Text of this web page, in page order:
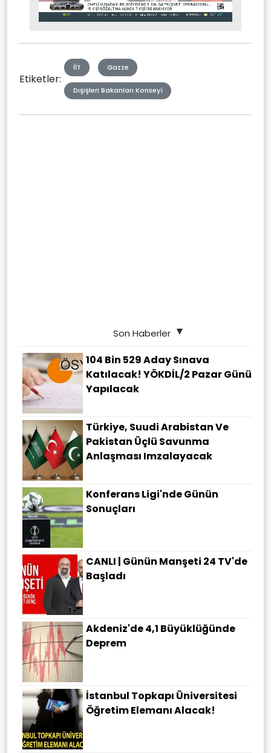
Mute Stream
Etiketler:
İİT Gazze
Dışişleri Bakanları Konseyi
Son Haberler
104 Bin 529 Aday Sınava
Katılacak! YÖKDİL/2 Pazar Günü
Yapılacak
Türkiye, Suudi Arabistan Ve
Pakistan Üçlü Savunma
Anlaşması Imzalayacak
Konferans Ligi'nde Günün
Sonuçları
CANLI | Günün Manşeti 24 TV'de
Başladı
Akdeniz'de 4,1 Büyüklüğünde
Deprem
İstanbul Topkapı Üniversitesi
Öğretim Elemanı Alacak!